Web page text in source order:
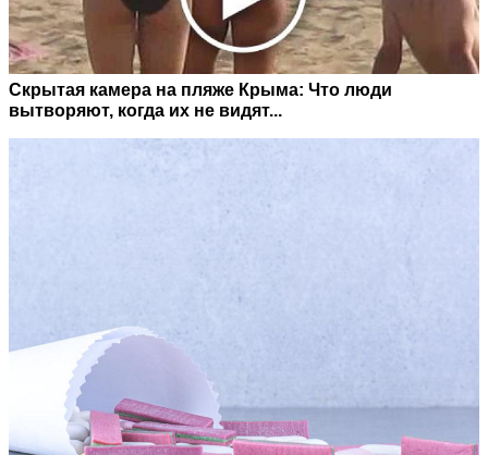
Скрытая камера на пляже Крыма: Что люди
вытворяют, когда их не видят...